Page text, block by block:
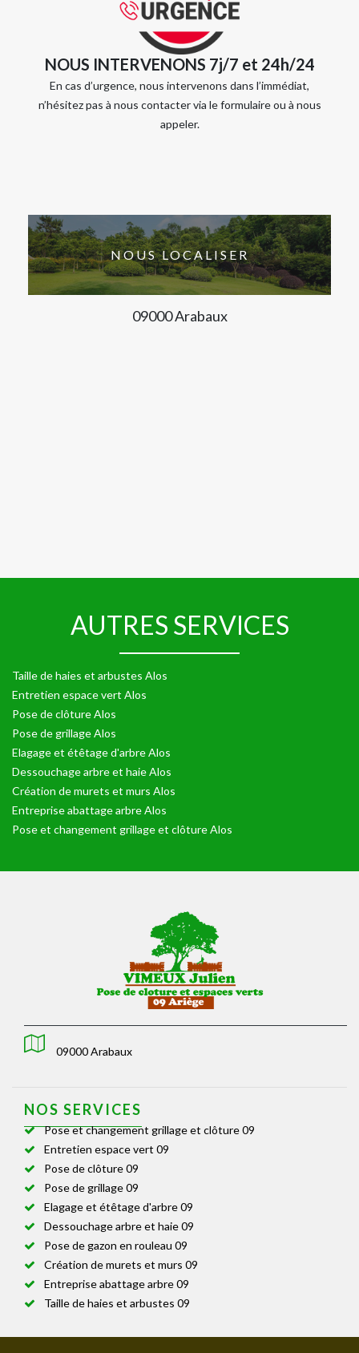
NOUS INTERVENONS 7j/7 et 24h/24
En cas d’urgence, nous intervenons dans l’immédiat,
n’hésitez pas à nous contacter via le formulaire ou à nous
appeler.
NOUS LOCALISER
09000 Arabaux
AUTRES SERVICES
Taille de haies et arbustes Alos
Entretien espace vert Alos
Pose de clôture Alos
Pose de grillage Alos
Elagage et étêtage d'arbre Alos
Dessouchage arbre et haie Alos
Création de murets et murs Alos
Entreprise abattage arbre Alos
Pose et changement grillage et clôture Alos
09000 Arabaux
NOS SERVICES
Pose et changement grillage et clôture 09
Entretien espace vert 09
Pose de clôture 09
Pose de grillage 09
Elagage et étêtage d'arbre 09
Dessouchage arbre et haie 09
Pose de gazon en rouleau 09
Création de murets et murs 09
Entreprise abattage arbre 09
Taille de haies et arbustes 09